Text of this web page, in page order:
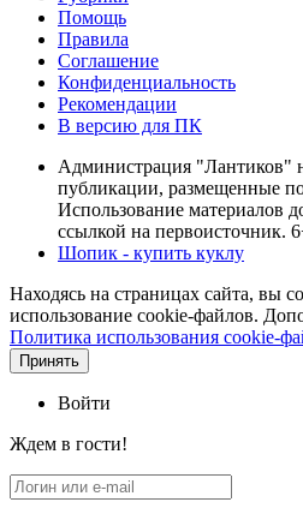
Помощь
Правила
Соглашение
Конфиденциальность
Рекомендации
В версию для ПК
Администрация "Лантиков"
публикации, размещенные
Использование материалов
ссылкой на первоисточник.
Шопик - купить куклу
Находясь на страницах сайта, вы
использование cookie-файлов.
Политика использования cookie-
Принять
Войти
Ждем в гости!